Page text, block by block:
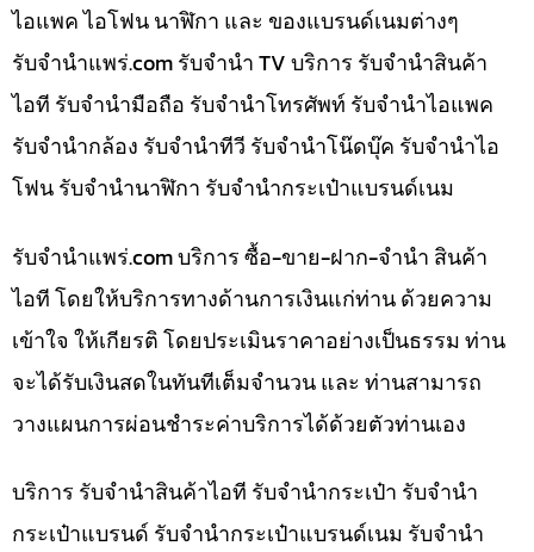
ไอแพค ไอโฟน นาฬิกา และ ของแบรนด์เนมต่างๆ
รับจํานําแพร่.com รับจำนำ TV บริการ รับจำนำสินค้า
ไอที รับจำนำมือถือ รับจำนำโทรศัพท์ รับจำนำไอแพค
รับจำนำกล้อง รับจำนำทีวี รับจำนำโน๊ดบุ๊ค รับจำนำไอ
โฟน รับจำนำนาฬิกา รับจำนำกระเป๋าแบรนด์เนม
รับจํานําแพร่.com บริการ ซื้อ-ขาย-ฝาก-จำนำ สินค้า
ไอที โดยให้บริการทางด้านการเงินแก่ท่าน ด้วยความ
เข้าใจ ให้เกียรติ โดยประเมินราคาอย่างเป็นธรรม ท่าน
จะได้รับเงินสดในทันทีเต็มจำนวน และ ท่านสามารถ
วางแผนการผ่อนชำระค่าบริการได้ด้วยตัวท่านเอง
บริการ รับจำนำสินค้าไอที รับจำนำกระเป๋า รับจำนำ
กระเป๋าแบรนด์ รับจำนำกระเป๋าแบรนด์เนม รับจำนำ